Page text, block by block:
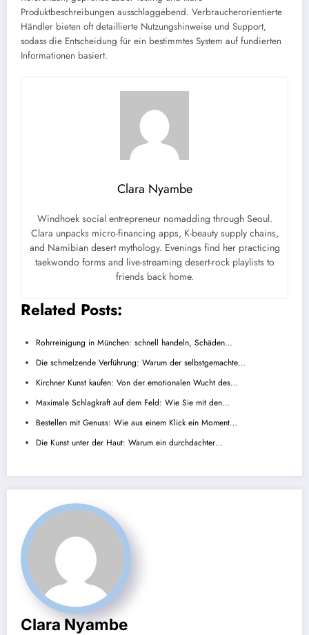
Produktbeschreibungen ausschlaggebend. Verbraucherorientierte
Händler bieten oft detaillierte Nutzungshinweise und Support,
sodass die Entscheidung für ein bestimmtes System auf fundierten
Informationen basiert.
Clara Nyambe
Windhoek social entrepreneur nomadding through Seoul.
Clara unpacks micro-financing apps, K-beauty supply chains,
and Namibian desert mythology. Evenings find her practicing
taekwondo forms and live-streaming desert-rock playlists to
friends back home.
Related Posts:
Rohrreinigung in München: schnell handeln, Schäden…
Die schmelzende Verführung: Warum der selbstgemachte…
Kirchner Kunst kaufen: Von der emotionalen Wucht des…
Maximale Schlagkraft auf dem Feld: Wie Sie mit den…
Bestellen mit Genuss: Wie aus einem Klick ein Moment…
Die Kunst unter der Haut: Warum ein durchdachter…
Clara Nyambe